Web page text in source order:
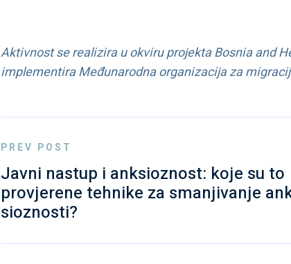
Aktivnost serealizira u okviru projekta Bosnia and
implementira Međunarodna organizacija za
PREV POST
Javni nastup i anksioznost: koje su to
provjerene tehnike za smanjivanje
sioznosti?